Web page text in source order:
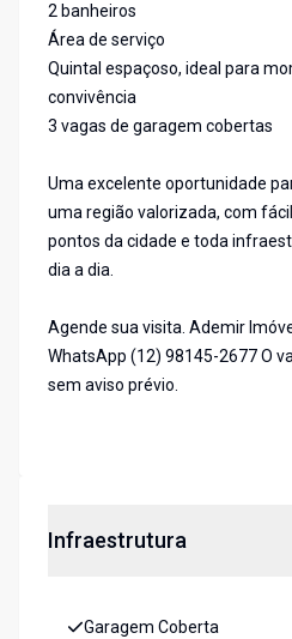
2 banheiros
Área de serviço
Quintal espaçoso, ideal para
convivência
3 vagas de garagem cobertas
Uma excelente oportunidade
uma região valorizada, com
pontos da cidade e toda
dia a dia.
Agende sua visita. Ademir
WhatsApp (12) 98145-2677 O
sem aviso prévio.
Infraestrutura
Garagem Coberta